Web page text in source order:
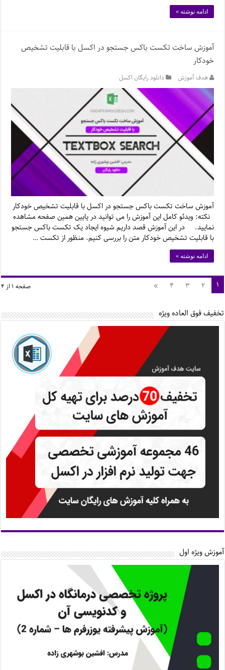
ادامه نوشته »
آموزش ساخت تکست باکس جستجو در اکسل با قابلیت تشخیص
خودکار
هدف آموزش دانلود رایگان اکسل
آموزش ساخت تکست باکس جستجو در اکسل با قابلیت تشخیص خودکار
نکته: ویدئو کامل این آموزش را می توانید در پایین همین صفحه مشاهده
نمایید. در این آموزش قصد داریم شیوه ایجاد یک تکست باکس جستجو
با قابلیت تشخیص خودکار متن را بررسی کنیم. منظور از تکست …
ادامه نوشته »
صفحه ۱ از ۴ ۱ ۲ ۳ ۴ »
تخفیف فوق العاده ویژه
آموزش ویژه اول